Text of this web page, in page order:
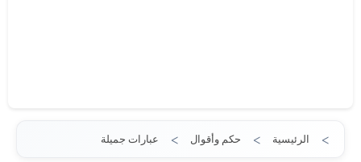
عبارات جميلة حكم وأقوال الرئيسية